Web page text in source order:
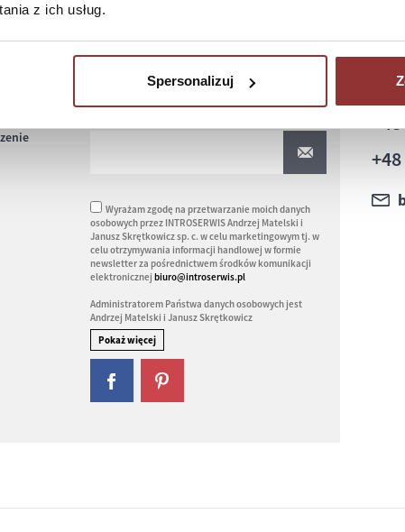
z ich usług.
Spersonalizuj
O NASZYCH PRODUKTACH PODAJ ADRES E-MAIL W
Wyrażam zgodę na przetwarzanie moich danych
osobowych przez INTROSERWIS Andrzej Matelski i
Janusz Skrętkowicz sp. c. w celu marketingowym tj. w
celu otrzymywania informacji handlowej w formie
newsletter za pośrednictwem środków komunikacji
elektronicznej biuro@introserwis.pl
Administratorem Państwa danych osobowych jest
Andrzej Matelski i Janusz Skrętkowicz
pn-
+48
+48
+48